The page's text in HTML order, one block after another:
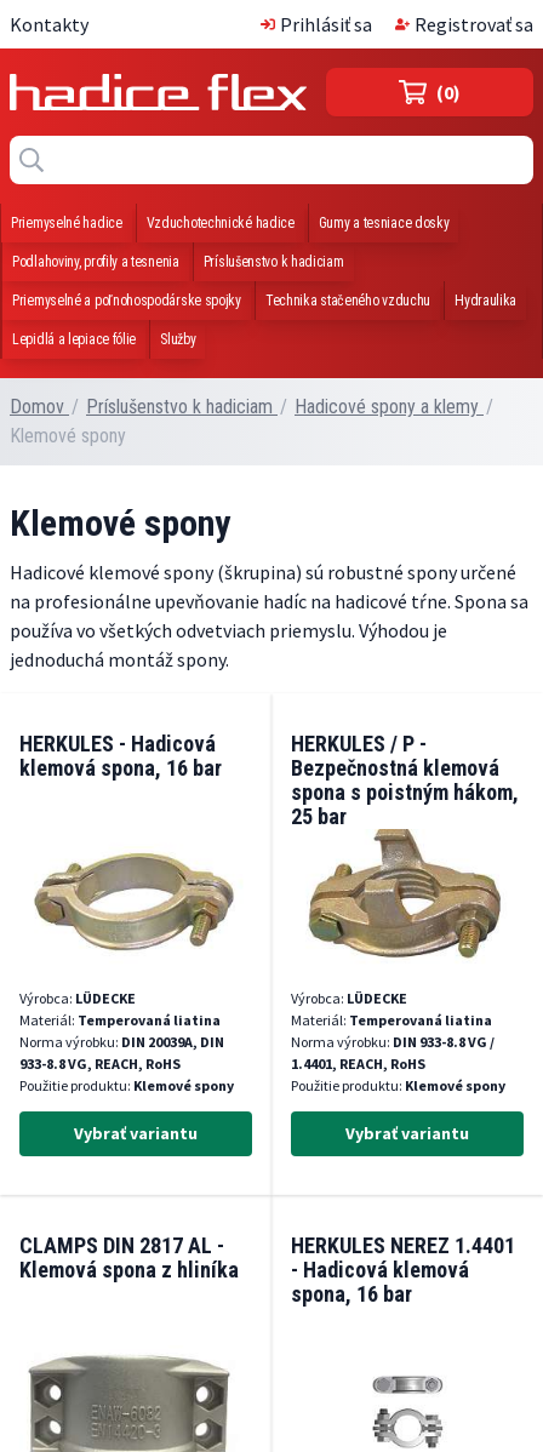
Kontakty Prihlásiť sa Registrovať sa
(0)
Priemyselné hadice Vzduchotechnické hadice Gumy a tesniace dosky
Podlahoviny, profily a tesnenia Príslušenstvo k hadiciam
Priemyselné a poľnohospodárske spojky Technika stačeného vzduchu Hydraulika
Lepidlá a lepiace fólie Služby
Domov / Príslušenstvo k hadiciam / Hadicové spony a klemy /
Klemové spony
Klemové spony
Hadicové klemové spony (škrupina) sú robustné spony určené
na profesionálne upevňovanie hadíc na hadicové tŕne. Spona sa
používa vo všetkých odvetviach priemyslu. Výhodou je
jednoduchá montáž spony.
HERKULES - Hadicová
klemová spona, 16 bar
Výrobca: LÜDECKE
Materiál: Temperovaná liatina
Norma výrobku: DIN 20039A, DIN
933-8.8 VG, REACH, RoHS
Použitie produktu: Klemové spony
Vybrať variantu
HERKULES / P -
Bezpečnostná klemová
spona s poistným hákom,
25 bar
Výrobca: LÜDECKE
Materiál: Temperovaná liatina
Norma výrobku: DIN 933-8.8 VG /
1.4401, REACH, RoHS
Použitie produktu: Klemové spony
Vybrať variantu
CLAMPS DIN 2817 AL -
Klemová spona z hliníka
HERKULES NEREZ 1.4401
- Hadicová klemová
spona, 16 bar